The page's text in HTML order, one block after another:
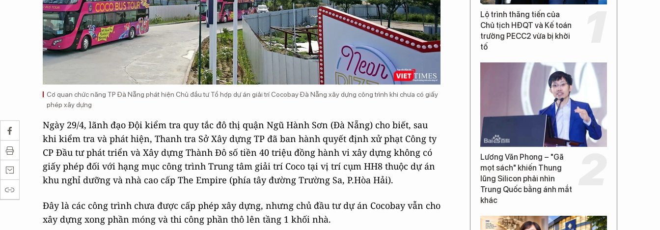
Cơ quan chức năng TP Đà Nẵng phát hiện Chủ đầu tư Tổ hợp dự án giải trí Cocobay Đà Nẵng xây dựng công trình khi chưa có giấy
phép xây dựng
Ngày 29/4, lãnh đạo Đội kiểm tra quy tắc đô thị quận Ngũ Hành Sơn (Đà Nẵng) cho biết, sau
khi kiểm tra và phát hiện, Thanh tra Sở Xây dựng TP đã ban hành quyết định xử phạt Công ty
CP Đầu tư phát triển và Xây dựng Thành Đô số tiền 40 triệu đồng hành vi xây dựng không có
giấy phép đối với hạng mục công trình Trung tâm giải trí Coco tại vị trí cụm HH8 thuộc dự án
khu nghỉ dưỡng và nhà cao cấp The Empire (phía tây đường Trường Sa, P.Hòa Hải).
Đây là các công trình chưa được cấp phép xây dựng, nhưng chủ đầu tư dự án Cocobay vẫn cho
xây dựng xong phần móng và thi công phần thô lên tầng 1 khối nhà.
Lộ trình thăng tiến của
Chủ tịch HĐQT và Kế toán
trưởng PECC2 vừa bị khởi
tố
Lương Văn Phong – "Gã
mọt sách" khiến Thung
lũng Silicon phải nhìn
Trung Quốc bằng ánh mắt
khác